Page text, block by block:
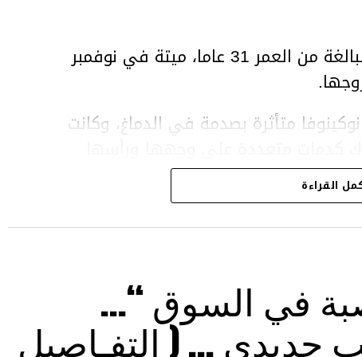
وعثر على المرأة، سلطانات نوكينوفا، البالغة من العمر 31 عاما، ميتة في نوفمبر
متأثرة بصدمة في الدماغ، وكانت
القراءة
في السوق “…
… ( التفـاصيل